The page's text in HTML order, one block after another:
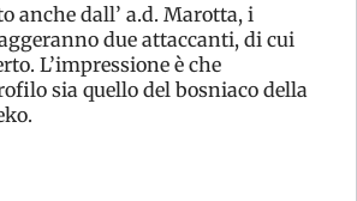
anche dall’ a.d. Marotta, i
due attaccanti, di cui
L’impressione è che
sia quello del bosniaco della